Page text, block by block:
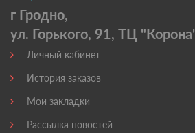
г Гродно,
ул. Горького, 91, ТЦ "Корона'
Личный кабинет
История заказов
Мои закладки
Рассылка новостей